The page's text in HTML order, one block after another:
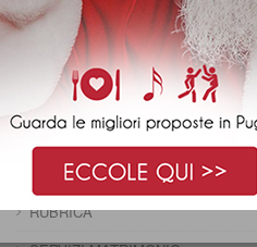
PRANZO EPIFANIA
PRANZO IMMACOLATA
PRANZO NATALE
PRANZO PRIMO MAGGIO
PRANZO SANTO STEFANO
RUBRICA